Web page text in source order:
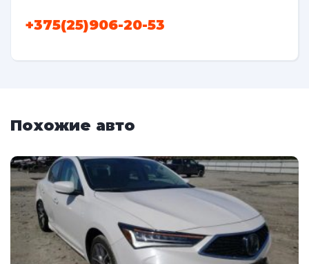
+375(25)906-20-53
Похожие авто